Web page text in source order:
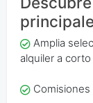
Amplia
alquiler a